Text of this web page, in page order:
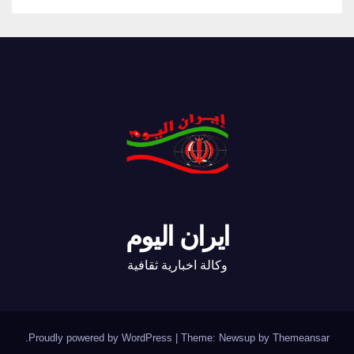
ايران اليوم
وكالة اخبارية ثقافية
Proudly powered by WordPress Theme: Newsup by Themeansar